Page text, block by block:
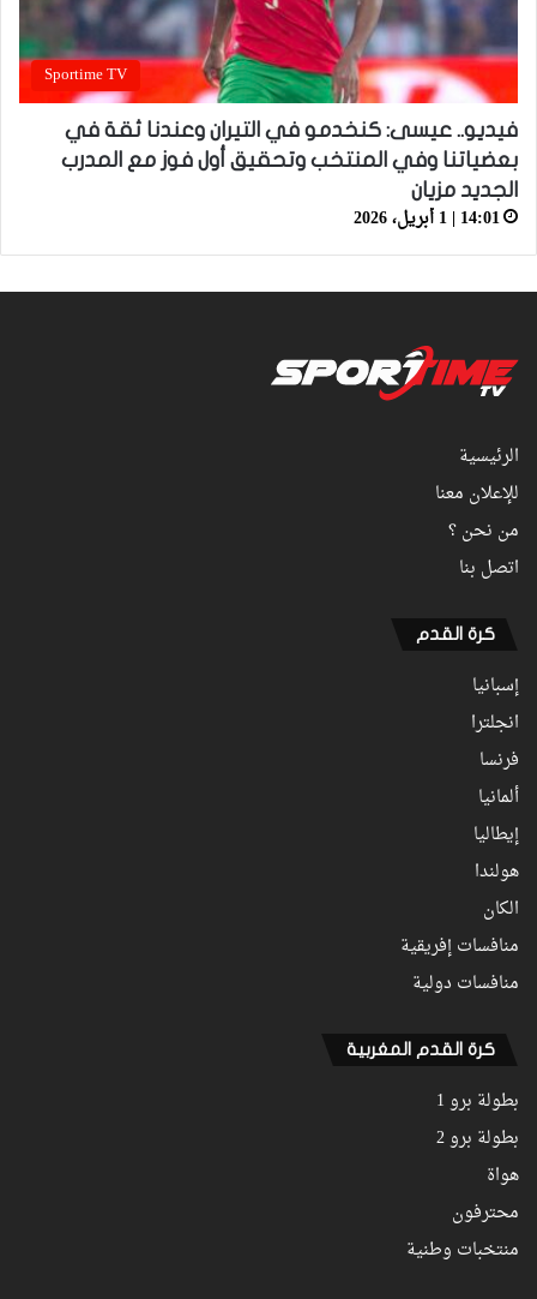
Sportime TV
فيديو.. عيسى: كنخدمو في التيران وعندنا ثقة في
بعضياتنا وفي المنتخب وتحقيق أول فوز مع المدرب
الجديد مزيان
14:01 | 1 أبريل، 2026
الرئيسية
للإعلان معنا
من نحن ؟
اتصل بنا
كرة القدم
إسبانيا
انجلترا
فرنسا
ألمانيا
إيطاليا
هولندا
الكان
منافسات إفريقية
منافسات دولية
كرة القدم المغربية
بطولة برو 1
بطولة برو 2
هواة
محترفون
منتخبات وطنية